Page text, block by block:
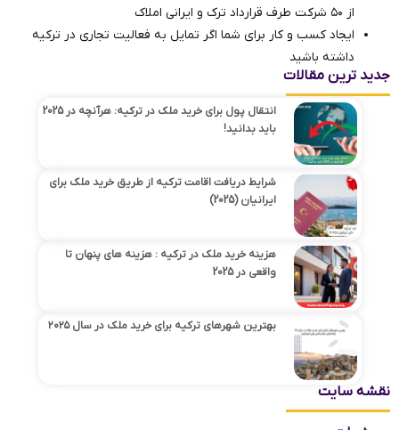
از ۵۰ شرکت طرف قرارداد ترک و ایرانی املاک
ایجاد کسب و کار برای شما اگر تمایل به فعالیت تجاری در ترکیه
داشته باشید
جدید ترین مقالات
انتقال پول برای خرید ملک در ترکیه: هرآنچه در 2025
باید بدانید!
شرایط دریافت اقامت ترکیه از طریق خرید ملک برای
ایرانیان (2025)
هزینه‌ خرید ملک در ترکیه : هزینه های پنهان تا
واقعی در 2025
بهترین شهرهای ترکیه برای خرید ملک در سال ۲۰۲۵
نقشه سایت